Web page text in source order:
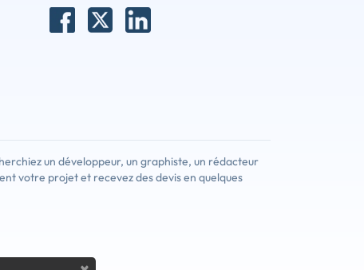
un développeur, un graphiste, un rédacteur
votre projet et recevez des devis en quelques